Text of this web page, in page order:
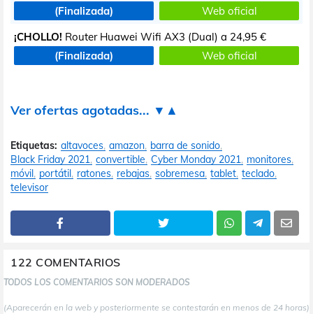
(Finalizada)
Web oficial
¡CHOLLO! Router Huawei Wifi AX3 (Dual) a 24,95 €
(Finalizada)
Web oficial
Ver ofertas agotadas... ▼▲
Etiquetas: altavoces amazon barra de sonido
Black Friday 2021 convertible Cyber Monday 2021 monitores
móvil portátil ratones rebajas sobremesa tablet teclado
televisor
122 COMENTARIOS
TODOS LOS COMENTARIOS SON MODERADOS
(Aparecerán en la web y posteriormente se contestarán en menos de 24 horas)